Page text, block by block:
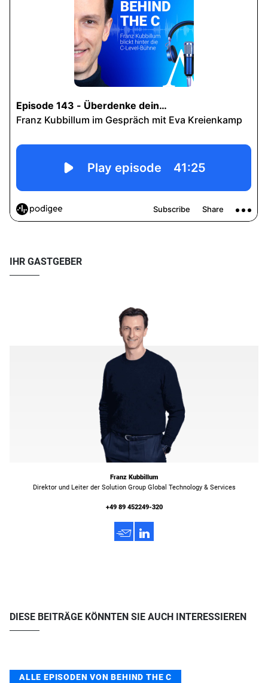
IHR GASTGEBER
Franz Kubbillum
Direktor und Leiter der Solution Group Global Technology & Services
+49 89 452249-320
h 3
DIESE BEITRÄGE KÖNNTEN SIE AUCH INTERESSIEREN
ALLE EPISODEN VON BEHIND THE C